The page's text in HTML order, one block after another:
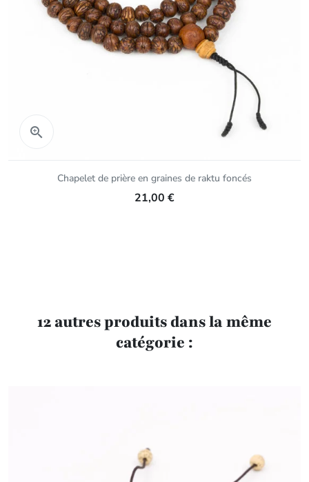

Chapelet de prière en graines de raktu foncés
21,00 €
12 autres produits dans la même
catégorie :